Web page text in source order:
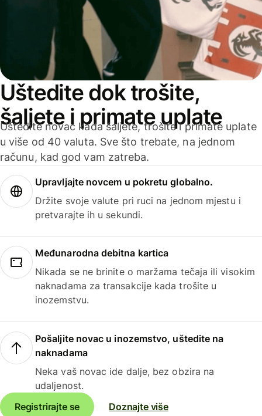
Uštedite dok trošite,
šaljete i primate uplate
Uštedite novac kada šaljete, trošite i primate uplate
u više od 40 valuta. Sve što trebate, na jednom
računu, kad god vam zatreba.
Upravljajte novcem u pokretu globalno.
Držite svoje valute pri ruci na jednom mjestu i
pretvarajte ih u sekundi.
Međunarodna debitna kartica
Nikada se ne brinite o maržama tečaja ili visokim
naknadama za transakcije kada trošite u
inozemstvu.
Pošaljite novac u inozemstvo, uštedite na
naknadama
Neka vaš novac ide dalje, bez obzira na
udaljenost.
Registrirajte se
Doznajte više